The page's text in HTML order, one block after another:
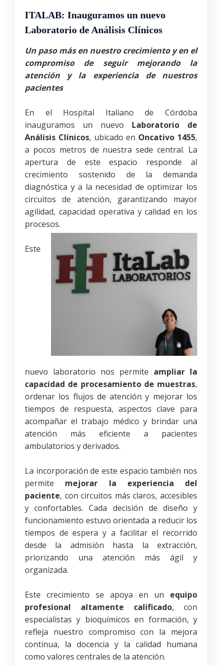
ITALAB: Inauguramos un nuevo
Laboratorio de Análisis Clínicos
Un paso más en nuestro crecimiento y en el
compromiso de seguir mejorando la
atención y la experiencia de nuestros
pacientes
En el Hospital Italiano de Córdoba
inauguramos un nuevo Laboratorio de
Análisis Clínicos, ubicado en Oncativo 1455,
a pocos metros de nuestra sede central. La
apertura de este espacio responde al
crecimiento sostenido de la demanda
diagnóstica y a la necesidad de optimizar los
circuitos de atención, garantizando mayor
agilidad, capacidad operativa y calidad en los
procesos.
Este
nuevo laboratorio nos permite ampliar la
capacidad de procesamiento de muestras,
ordenar los flujos de atención y mejorar los
tiempos de respuesta, aspectos clave para
acompañar el trabajo médico y brindar una
atención más eficiente a pacientes
ambulatorios y derivados.
La incorporación de este espacio también nos
permite mejorar la experiencia del
paciente, con circuitos más claros, accesibles
y confortables. Cada decisión de diseño y
funcionamiento estuvo orientada a reducir los
tiempos de espera y a facilitar el recorrido
desde la admisión hasta la extracción,
priorizando una atención más ágil y
organizada.
Este crecimiento se apoya en un equipo
profesional altamente calificado, con
especialistas y bioquímicos en formación, y
refleja nuestro compromiso con la mejora
continua, la docencia y la calidad humana
como valores centrales de la atención.